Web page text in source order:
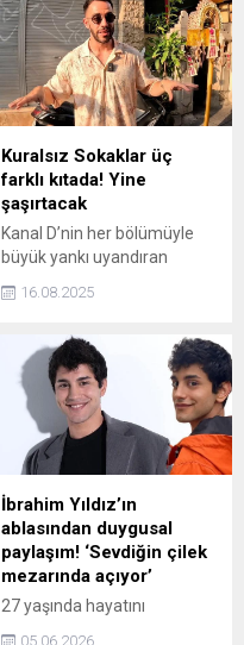
Kuralsız Sokaklar üç
farklı kıtada! Yine
şaşırtacak
Kanal D’nin her bölümüyle
büyük yankı uyandıran
birbirinden farklı rotalarla
ediyor.
16.08.2025
İbrahim Yıldız’ın
ablasından duygusal
paylaşım! ‘Sevdiğin çilek
mezarında açıyor’
27 yaşında hayatını
05.06.2026